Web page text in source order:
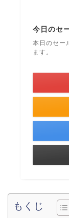
今日のセ
本日のセー
ます。
もくじ